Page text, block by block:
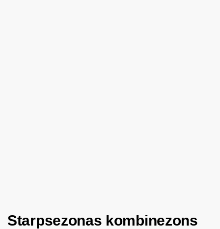
Starpsezonas kombinezons